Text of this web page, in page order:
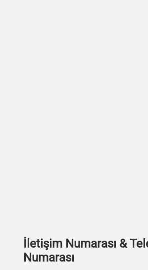
İletişim Numarası &
Numarası